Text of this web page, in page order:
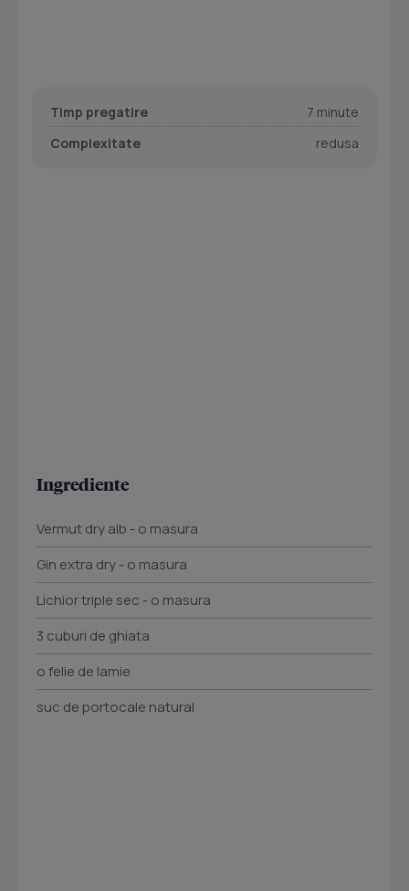
Timp pregatire
7 minute
Complexitate
redusa
Ingrediente
Vermut dry alb - o masura
Gin extra dry - o masura
Lichior triple sec - o masura
3 cuburi de ghiata
o felie de lamie
suc de portocale natural